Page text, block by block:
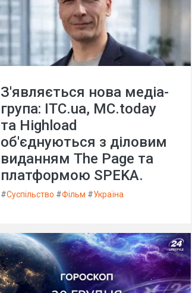
З'являється нова медіа-
група: ITC.ua, MC.today
та Highload
об'єднуються з діловим
виданням The Page та
платформою SPEKA.
#Суспільство #Фільм #Україна